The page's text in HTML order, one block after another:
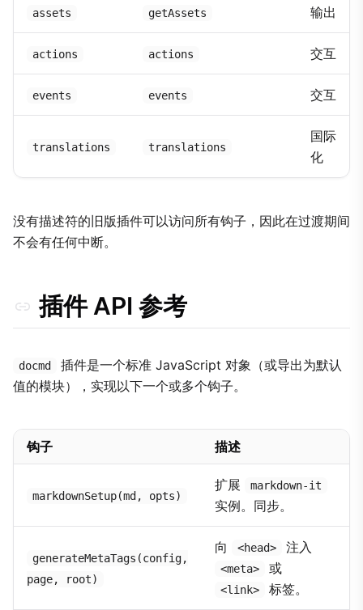
assets getAssets 输出
actions actions 交互
events events 交互
translations translations
国际
化
没有描述符的旧版插件可以访问所有钩子，因此在过渡期间
不会有任何中断。
插件 API 参考
docmd
插件是一个标准 JavaScript 对象（或导出为默认
值的模块），实现以下一个或多个钩子。
钩子 描述
markdownSetup(md, opts)
扩展 markdown-it
实例。同步。
generateMetaTags(config,
page, root)
向 <head> 注入
<meta> 或
<link> 标签。